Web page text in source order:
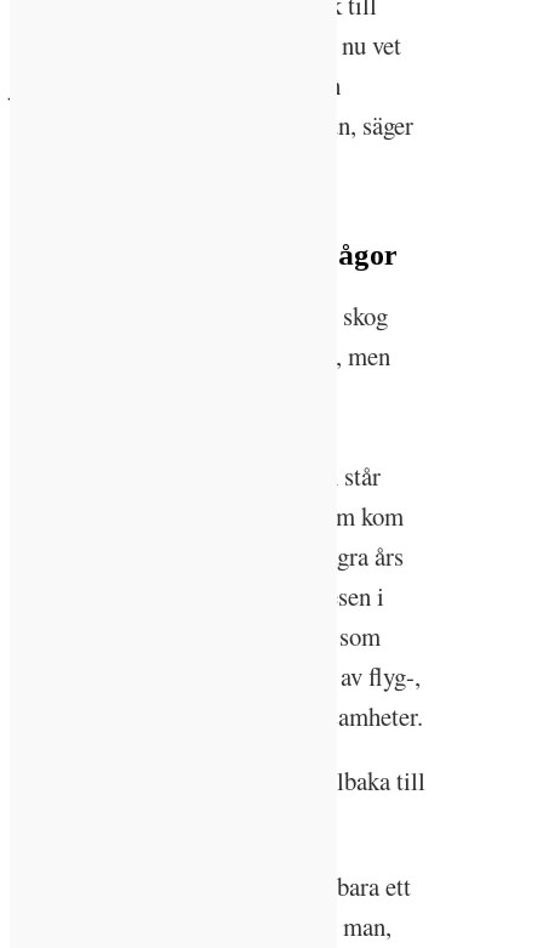
detta med plockhuggningen, men nu vet
jag att han satt med slutnotan och
skrockade bland gubbarna i bastun, säger
verksamhetsutvecklingsfrågor
Att få göra skillnad med sin egen skog
känns stort för Ida-Sara Andréen, men
hållbarhetsstrateg på Kalmarhem står
hållbarhet i fokus. Till Kalmarhem kom
hon när hon flyttade hem efter några års
arbete inom hr på företaget Jeppesen i
Göteborg, ett Boeing-ägt företag som
gjorde en mjukvara för planering av flyg-,
tåg- och logistikbranschens verksamheter.
– Jag har alltid haft en längtan tillbaka till
Hemma i Nybro hittade hon inte bara ett
nytt jobb utan även sin nuvarande man,